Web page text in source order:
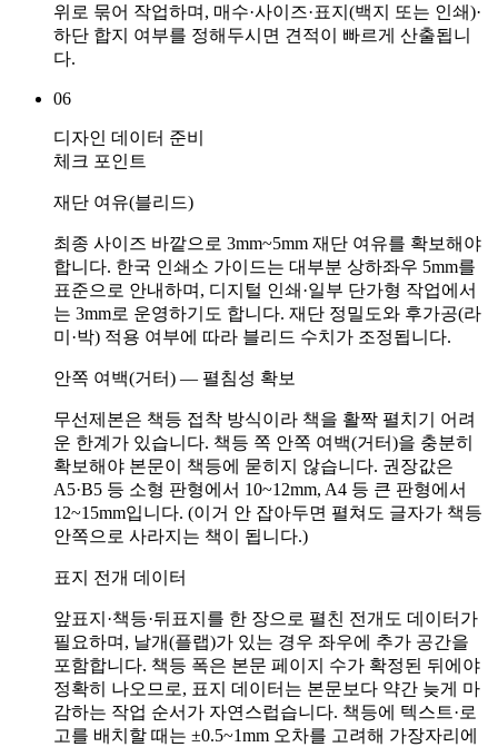
위로 묶어 작업하며, 매수·사이즈·표지(백지 또는 인쇄)·
하단 합지 여부를 정해두시면 견적이 빠르게 산출됩니
다.
06
디자인 데이터 준비
체크 포인트
재단 여유(블리드)
최종 사이즈 바깥으로 3mm~5mm 재단 여유를 확보해야
합니다. 한국 인쇄소 가이드는 대부분 상하좌우 5mm를
표준으로 안내하며, 디지털 인쇄·일부 단가형 작업에서
는 3mm로 운영하기도 합니다. 재단 정밀도와 후가공(라
미·박) 적용 여부에 따라 블리드 수치가 조정됩니다.
안쪽 여백(거터) — 펼침성 확보
무선제본은 책등 접착 방식이라 책을 활짝 펼치기 어려
운 한계가 있습니다. 책등 쪽 안쪽 여백(거터)을 충분히
확보해야 본문이 책등에 묻히지 않습니다. 권장값은
A5·B5 등 소형 판형에서 10~12mm, A4 등 큰 판형에서
12~15mm입니다. (이거 안 잡아두면 펼쳐도 글자가 책등
안쪽으로 사라지는 책이 됩니다.)
표지 전개 데이터
앞표지·책등·뒤표지를 한 장으로 펼친 전개도 데이터가
필요하며, 날개(플랩)가 있는 경우 좌우에 추가 공간을
포함합니다. 책등 폭은 본문 페이지 수가 확정된 뒤에야
정확히 나오므로, 표지 데이터는 본문보다 약간 늦게 마
감하는 작업 순서가 자연스럽습니다. 책등에 텍스트·로
고를 배치할 때는 ±0.5~1mm 오차를 고려해 가장자리에